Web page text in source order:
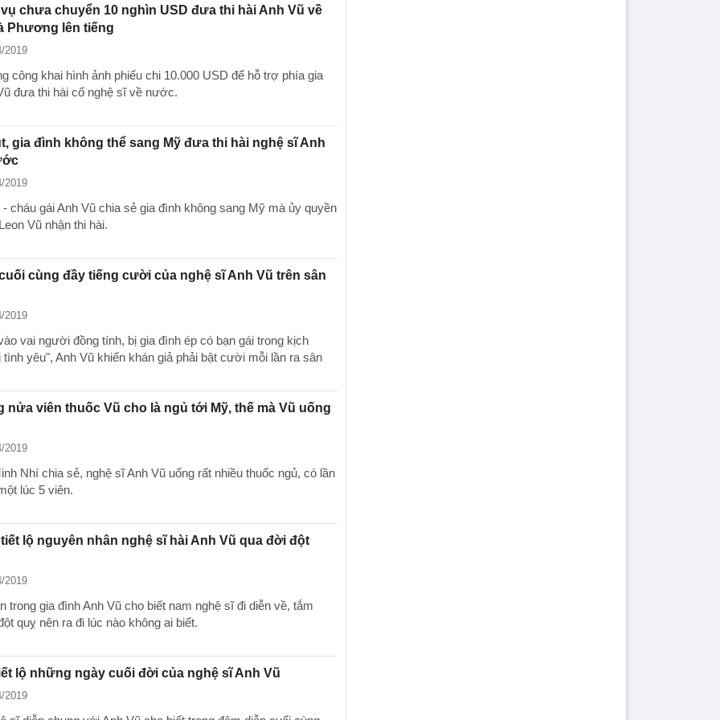
chưa chuyển 10 nghìn USD đưa thi hài Anh Vũ về
Phương lên tiếng
2019
công khai hình ảnh phiếu chi 10.000 USD để hỗ trợ phía gia
đưa thi hài cố nghệ sĩ về nước.
gia đình không thể sang Mỹ đưa thi hài nghệ sĩ Anh
2019
- cháu gái Anh Vũ chia sẻ gia đình không sang Mỹ mà ủy quyền
Vũ nhận thi hài.
cùng đầy tiếng cười của nghệ sĩ Anh Vũ trên sân
2019
vai người đồng tính, bị gia đình ép có bạn gái trong kịch
yêu", Anh Vũ khiến khán giả phải bật cười mỗi lần ra sân
nửa viên thuốc Vũ cho là ngủ tới Mỹ, thế mà Vũ uống
2019
Nhí chia sẻ, nghệ sĩ Anh Vũ uống rất nhiều thuốc ngủ, có lần
lúc 5 viên.
lộ nguyên nhân nghệ sĩ hài Anh Vũ qua đời đột
2019
trong gia đình Anh Vũ cho biết nam nghệ sĩ đi diễn về, tắm
quỵ nên ra đi lúc nào không ai biết.
lộ những ngày cuối đời của nghệ sĩ Anh Vũ
2019